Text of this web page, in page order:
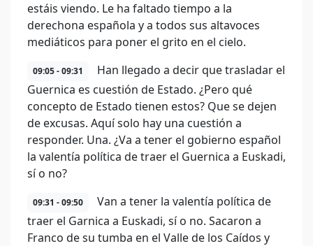
estáis viendo. Le ha faltado tiempo a la
derechona española y a todos sus altavoces
mediáticos para poner el grito en el cielo.
09:05 - 09:31
Han llegado a decir que trasladar el
Guernica es cuestión de Estado. ¿Pero qué
concepto de Estado tienen estos? Que se dejen
de excusas. Aquí solo hay una cuestión a
responder. Una. ¿Va a tener el gobierno español
la valentía política de traer el Guernica a Euskadi,
sí o no?
09:31 - 09:50
Van a tener la valentía política de
traer el Garnica a Euskadi, sí o no. Sacaron a
Franco de su tumba en el Valle de los Caídos y